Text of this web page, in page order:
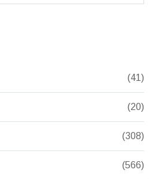
(41)
(20)
(308)
(566)